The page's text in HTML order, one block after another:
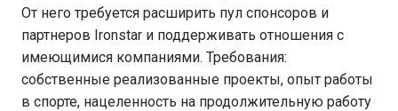
От него требуется расширить пул спонсоров и
партнеров Ironstar и поддерживать отношения с
имеющимися компаниями. Требования:
собственные реализованные проекты, опыт работы
в спорте, нацеленность на продолжительную работу